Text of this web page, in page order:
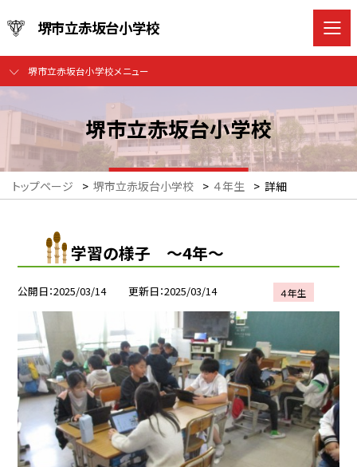
堺市立赤坂台小学校
堺市立赤坂台小学校メニュー
堺市立赤坂台小学校
トップページ > 堺市立赤坂台小学校 > ４年生 > 詳細
学習の様子 ～4年～
公開日 2025/03/14 更新日 2025/03/14 ４年生